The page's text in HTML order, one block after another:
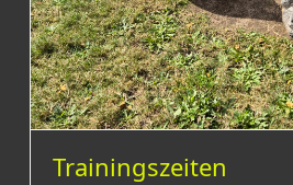
Trainingszeiten